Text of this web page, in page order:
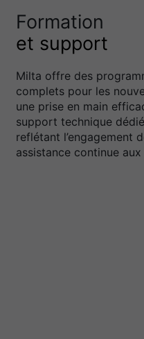
Formation
et support
Milta offre des
complets pour les
une prise en main
support technique
reflétant l’engagement
assistance continue